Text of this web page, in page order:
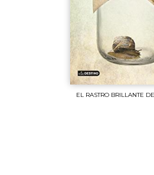
EL RASTRO BRILLANTE